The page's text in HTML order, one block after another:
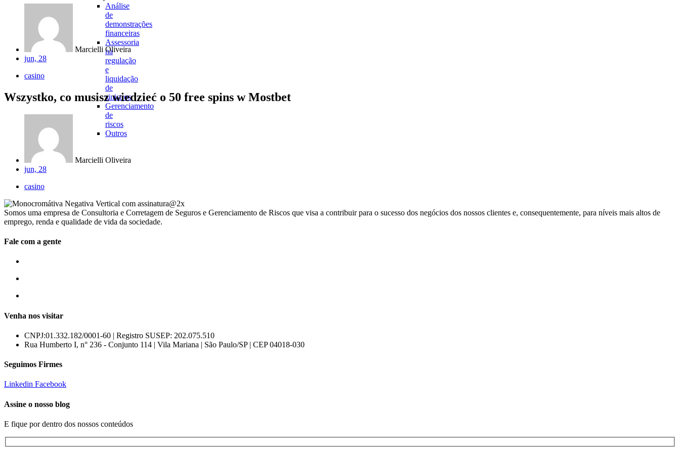
Análise
de
demonstrações
financeiras
Assessoria
na
regulação
e
liquidação
de
sinistros
Gerenciamento
de
riscos
Outros
Marcielli Oliveira
jun, 28
casino
Wszystko, co musisz wiedzieć o 50 free spins w Mostbet
Marcielli Oliveira
jun, 28
casino
Somos uma empresa de Consultoria e Corretagem de Seguros e Gerenciamento de Riscos que visa a contribuir para o sucesso dos negócios dos nossos clientes e, consequentemente, para níveis mais altos de
emprego, renda e qualidade de vida da sociedade.
Fale com a gente
Venha nos visitar
CNPJ:01.332.182/0001-60 | Registro SUSEP: 202.075.510
Rua Humberto I, n° 236 - Conjunto 114 | Vila Mariana | São Paulo/SP | CEP 04018-030
Seguimos Firmes
Linkedin Facebook
Assine o nosso blog
E fique por dentro dos nossos conteúdos